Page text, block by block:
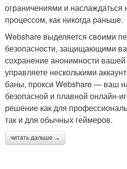
ограничениями и
процессом, как никогда раньше.
Webshare выделяется своими
безопасности, защищающими
сохранение анонимности
управляете несколькими
баны, прокси Webshare — ваш
безопасной и плавной онлайн-
решение как для
так и для обычных геймеров.
читать дальше →